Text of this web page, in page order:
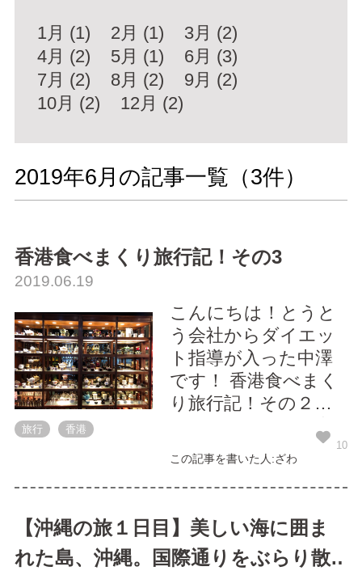
1月 (1) 2月 (1)
3月 (2)
4月 (2)
5月 (1)
6月 (3)
7月 (2)
8月 (2)
9月 (2)
10月 (2)
12月 (2)
2019年6月の記事一覧（3件）
旅行 香港
香港食べまくり旅行記！その3
2019.06.19
こんにちは！とうと
う会社からダイエッ
ト指導が入った中澤
です！ 香港食べまく
り旅行記！その２を
変お待たせしまし
た！香港旅行記ラス
トです！ 3日目 最終
日3日目は朝から自由
行動です！ 僕は千葉
さんと一緒に行動す
この記事を書いた人:ざわ
10
【沖縄の旅１日目】美しい海に囲ま
れた島、沖縄。国際通りをぶらり散